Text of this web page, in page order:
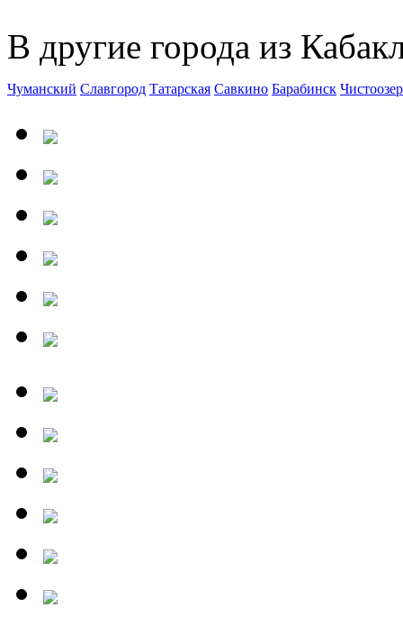
В другие города из
Чуманский Славгород Татарская Савкино Барабинск